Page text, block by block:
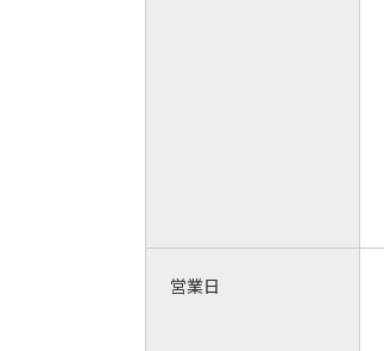
営業日